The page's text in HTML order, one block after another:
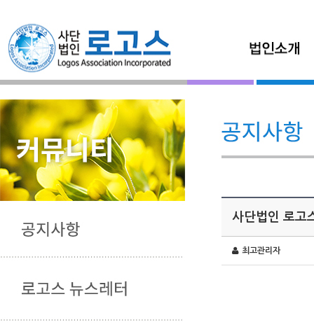
사단법인 로고
최고관리자